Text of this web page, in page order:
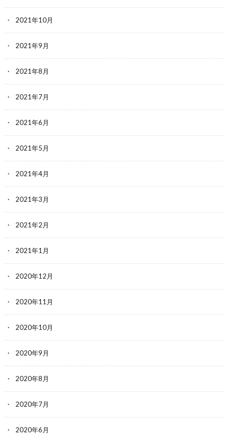
2021年10月
2021年9月
2021年8月
2021年7月
2021年6月
2021年5月
2021年4月
2021年3月
2021年2月
2021年1月
2020年12月
2020年11月
2020年10月
2020年9月
2020年8月
2020年7月
2020年6月